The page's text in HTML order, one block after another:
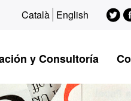
Català English
y Consultoría